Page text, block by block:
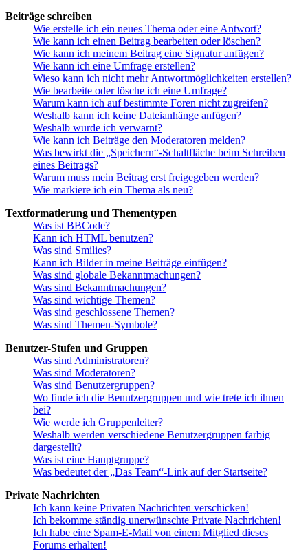
Beiträge schreiben
Wie erstelle ich ein neues Thema oder eine Antwort?
Wie kann ich einen Beitrag bearbeiten oder löschen?
Wie kann ich meinem Beitrag eine Signatur anfügen?
Wie kann ich eine Umfrage erstellen?
Wieso kann ich nicht mehr Antwortmöglichkeiten erstellen?
Wie bearbeite oder lösche ich eine Umfrage?
Warum kann ich auf bestimmte Foren nicht zugreifen?
Weshalb kann ich keine Dateianhänge anfügen?
Weshalb wurde ich verwarnt?
Wie kann ich Beiträge den Moderatoren melden?
Was bewirkt die „Speichern“-Schaltfläche beim Schreiben
eines Beitrags?
Warum muss mein Beitrag erst freigegeben werden?
Wie markiere ich ein Thema als neu?
Textformatierung und Thementypen
Was ist BBCode?
Kann ich HTML benutzen?
Was sind Smilies?
Kann ich Bilder in meine Beiträge einfügen?
Was sind globale Bekanntmachungen?
Was sind Bekanntmachungen?
Was sind wichtige Themen?
Was sind geschlossene Themen?
Was sind Themen-Symbole?
Benutzer-Stufen und Gruppen
Was sind Administratoren?
Was sind Moderatoren?
Was sind Benutzergruppen?
Wo finde ich die Benutzergruppen und wie trete ich ihnen
bei?
Wie werde ich Gruppenleiter?
Weshalb werden verschiedene Benutzergruppen farbig
dargestellt?
Was ist eine Hauptgruppe?
Was bedeutet der „Das Team“-Link auf der Startseite?
Private Nachrichten
Ich kann keine Privaten Nachrichten verschicken!
Ich bekomme ständig unerwünschte Private Nachrichten!
Ich habe eine Spam-E-Mail von einem Mitglied dieses
Forums erhalten!